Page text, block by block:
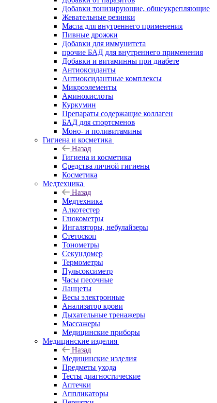
Добавки тонизирующие, общеукрепляющие
Жевательные резинки
Масла для внутреннего применения
Пивные дрожжи
Добавки для иммунитета
прочие БАД для внутреннего применения
Добавки и витаминны при диабете
Антиоксиданты
Антиоксидантные комплексы
Микроэлементы
Аминокислоты
Куркумин
Препараты содержащие коллаген
БАД для спортсменов
Моно- и поливитамины
Гигиена и косметика
Назад
Гигиена и косметика
Средства личной гигиены
Косметика
Медтехника
Назад
Медтехника
Алкотестер
Глюкометры
Ингаляторы, небулайзеры
Стетоскоп
Тонометры
Секундомер
Термометры
Пульсоксиметр
Часы песочные
Ланцеты
Весы электронные
Анализатор крови
Дыхательные тренажеры
Массажеры
Медицинские приборы
Медицинские изделия
Назад
Медицинские изделия
Предметы ухода
Тесты диагностические
Аптечки
Аппликаторы